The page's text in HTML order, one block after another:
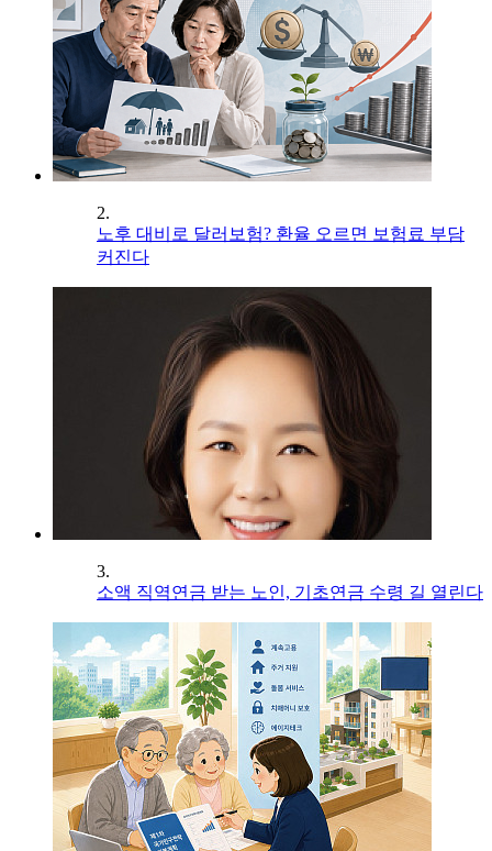
2.
노후 대비로 달러보험? 환율 오르면 보험료 부담
커진다
3.
소액 직역연금 받는 노인, 기초연금 수령 길 열린다